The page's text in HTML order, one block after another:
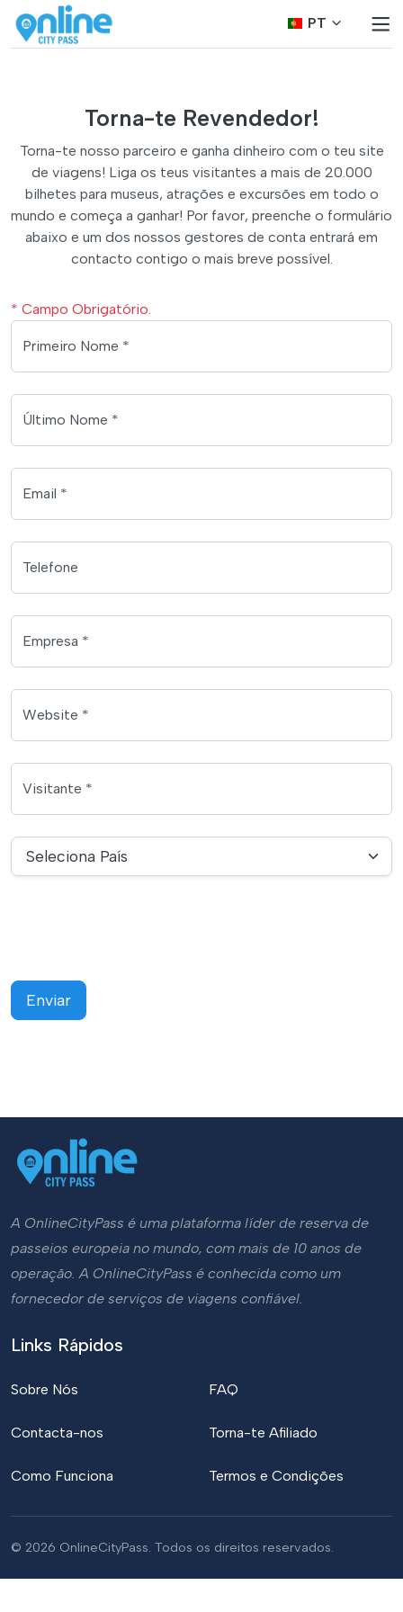
PT
Torna-te Revendedor!
Torna-te nosso parceiro e ganha dinheiro com o teu site
de viagens! Liga os teus visitantes a mais de 20.000
bilhetes para museus, atrações e excursões em todo o
mundo e começa a ganhar! Por favor, preenche o formulário
abaixo e um dos nossos gestores de conta entrará em
contacto contigo o mais breve possível.
* Campo Obrigatório.
Primeiro Nome *
Último Nome *
Email *
Telefone
Empresa *
Website *
Visitante *
Seleciona País
Enviar
A OnlineCityPass é uma plataforma líder de reserva de
passeios europeia no mundo, com mais de 10 anos de
operação. A OnlineCityPass é conhecida como um
fornecedor de serviços de viagens confiável.
Links Rápidos
Sobre Nós
Contacta-nos
Como Funciona
FAQ
Torna-te Afiliado
Termos e Condições
© 2026 OnlineCityPass. Todos os direitos reservados.